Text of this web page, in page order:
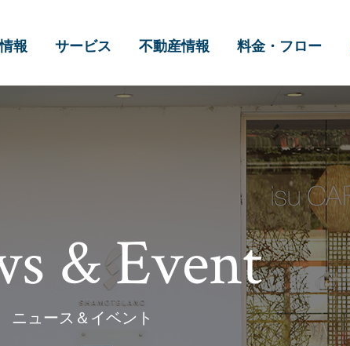
報 サービス 不動産情報 料金・フロー
& Event
ニュース＆イベント